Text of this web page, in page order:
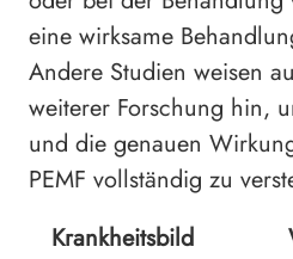
eine wirksame
Andere Studien weisen
weiterer Forschung hin,
und die genauen
PEMF vollständig zu
Krankheitsbild